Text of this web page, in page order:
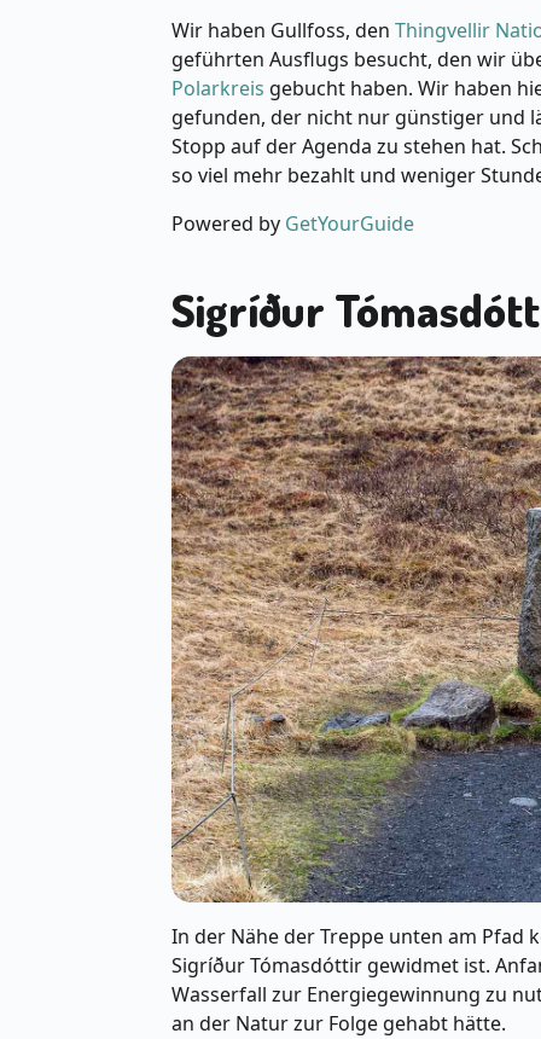
Wir haben Gullfoss, den Thingvellir
geführten Ausflugs besucht, den wir
Polarkreis gebucht haben. Wir haben
gefunden, der nicht nur günstiger und
Stopp auf der Agenda zu stehen hat.
so viel mehr bezahlt und weniger
Powered by GetYourGuide
Sigríður
In der Nähe der Treppe unten am Pfad
Sigríður Tómasdóttir gewidmet ist.
Wasserfall zur Energiegewinnung zu
an der Natur zur Folge gehabt hätte.